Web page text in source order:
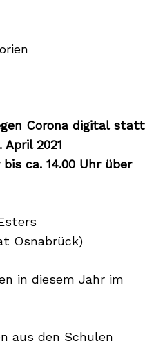
Corona digital statt
2021
ca. 14.00 Uhr über
Osnabrück)
in diesem Jahr im
aus den Schulen